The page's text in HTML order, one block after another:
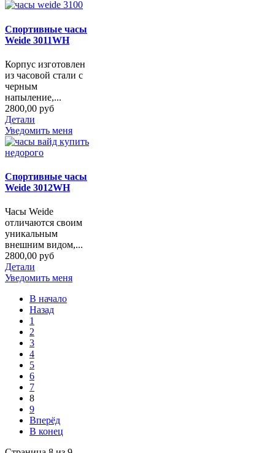
Спортивные часы
Weide 3011WH
Корпус изготовлен
из часовой стали с
черным
напыление,...
2800,00 руб
Детали
Уведомить меня
Спортивные часы
Weide 3012WH
Часы Weide
отличаются своим
уникальным
внешним видом,...
2800,00 руб
Детали
Уведомить меня
В начало
Назад
1
2
3
4
5
6
7
8
9
Вперёд
В конец